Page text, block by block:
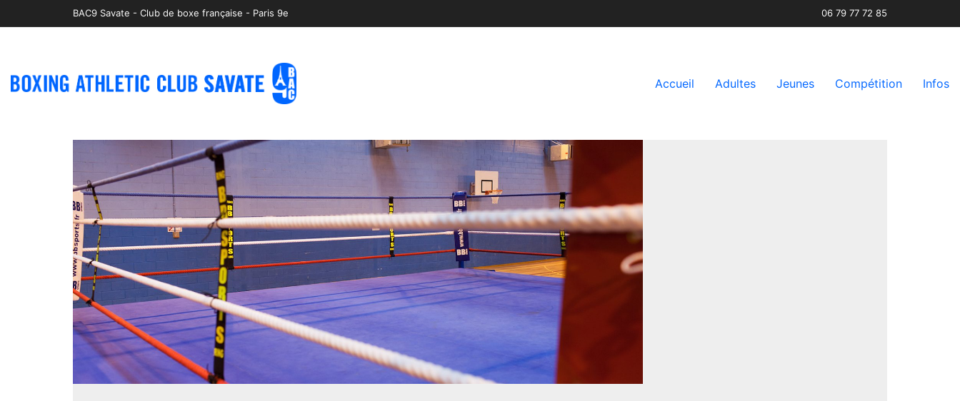
BAC9 Savate - Club de boxe française - Paris 9e 06 79 77 72 85
Accueil Adultes Jeunes Compétition Infos